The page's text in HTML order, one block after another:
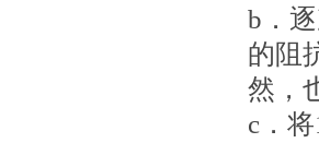
b．
的阻
然，
c．